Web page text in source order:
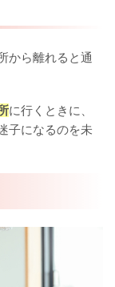
から離れると通
に行くときに、
子になるのを未